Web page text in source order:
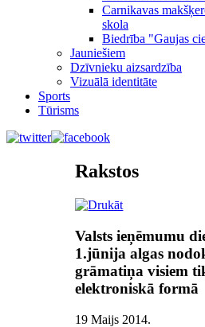
Carnikavas
skola
Biedrība "Gaujas
Jauniešiem
Dzīvnieku aizsardzība
Vizuālā identitāte
Sports
Tūrisms
Rakstos
Valsts ieņēmumu
1.jūnija algas
grāmatiņa visiem
elektroniskā formā
19 Maijs 2014.